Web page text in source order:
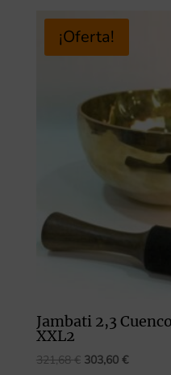
era:
307,69 €.
es:
¡Oferta!
Jambati 2,3
XXL2
321,68€ El
303,60 €El